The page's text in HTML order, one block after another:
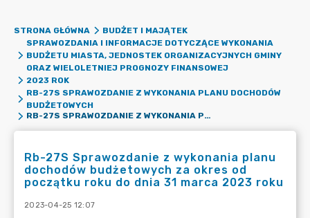
STRONA GŁÓWNA
BUDŻET I MAJĄTEK
SPRAWOZDANIA I INFORMACJE DOTYCZĄCE WYKONANIA
BUDŻETU MIASTA, JEDNOSTEK ORGANIZACYJNYCH GMINY
ORAZ WIELOLETNIEJ PROGNOZY FINANSOWEJ
2023 ROK
RB-27S SPRAWOZDANIE Z WYKONANIA PLANU DOCHODÓW
BUDŻETOWYCH
RB-27S SPRAWOZDANIE Z WYKONANIA PLANU DOCHODÓW BUDŻETOWYCH ZA OKRES OD POCZĄTKU ROKU DO DNIA 31 MARCA 2023 ROKU
Rb-27S Sprawozdanie z wykonania planu
dochodów budżetowych za okres od
początku roku do dnia 31 marca 2023 roku
2023-04-25 12:07